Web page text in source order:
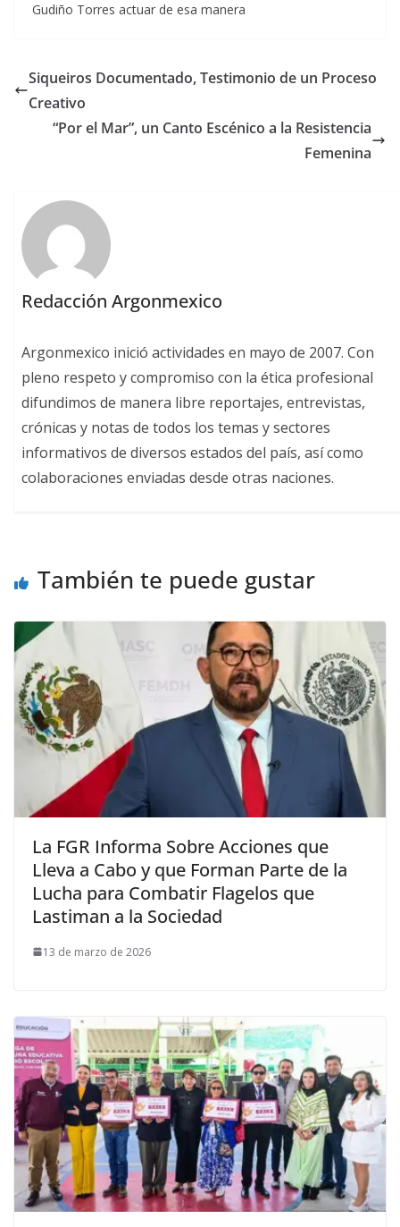
Gudiño Torres actuar de esa manera
Siqueiros Documentado, Testimonio de un Proceso
Creativo
“Por el Mar”, un Canto Escénico a la Resistencia
Femenina
Redacción Argonmexico
Argonmexico inició actividades en mayo de 2007. Con
pleno respeto y compromiso con la ética profesional
difundimos de manera libre reportajes, entrevistas,
crónicas y notas de todos los temas y sectores
informativos de diversos estados del país, así como
colaboraciones enviadas desde otras naciones.
También te puede gustar
La FGR Informa Sobre Acciones que
Lleva a Cabo y que Forman Parte de la
Lucha para Combatir Flagelos que
Lastiman a la Sociedad
13 de marzo de 2026